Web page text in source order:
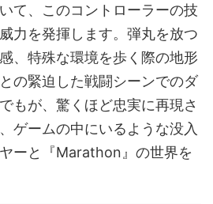
て、このコントローラーの技
力を発揮します。弾丸を放つ
、特殊な環境を歩く際の地形
の緊迫した戦闘シーンでのダ
もが、驚くほど忠実に再現さ
ゲームの中にいるような没入
ーと『Marathon』の世界を